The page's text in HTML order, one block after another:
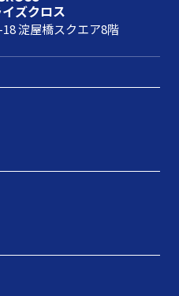
ズクロス
淀屋橋スクエア8階